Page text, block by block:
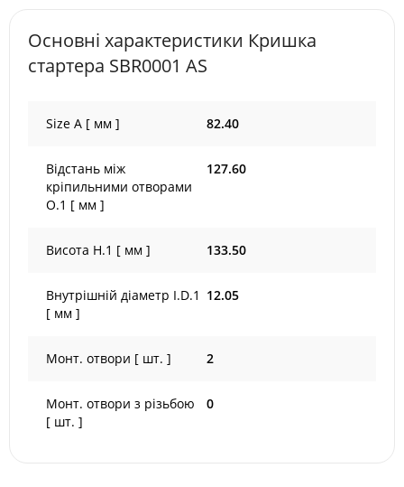
Основні характеристики Кришка
стартера SBR0001 AS
Size A [ мм ] 82.40
Відстань між
кріпильними отворами
O.1 [ мм ]
127.60
Висота H.1 [ мм ] 133.50
Внутрішній діаметр I.D.1
[ мм ]
12.05
Монт. отвори [ шт. ] 2
Монт. отвори з різьбою
[ шт. ]
0